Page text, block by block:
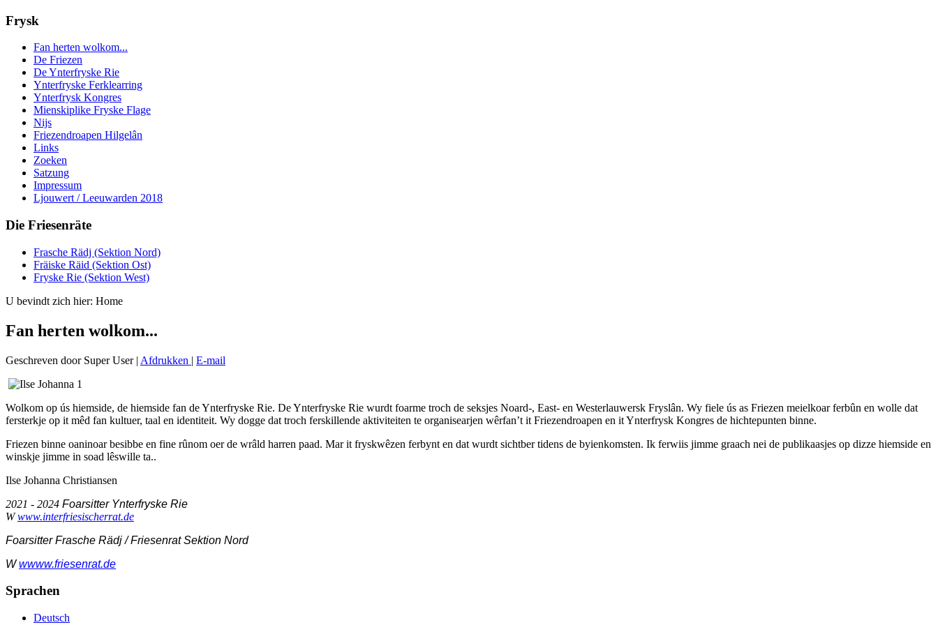
Frysk
Fan herten wolkom...
De Friezen
De Ynterfryske Rie
Ynterfryske Ferklearring
Ynterfrysk Kongres
Mienskiplike Fryske Flage
Nijs
Friezendroapen Hilgelân
Links
Zoeken
Satzung
Impressum
Ljouwert / Leeuwarden 2018
Die Friesenräte
Frasche Rädj (Sektion Nord)
Fräiske Räid (Sektion Ost)
Fryske Rie (Sektion West)
U bevindt zich hier: Home
Fan herten wolkom...
Geschreven door Super User| Afdrukken | E-mail
Wolkom op ús hiemside, de hiemside fan de Ynterfryske Rie. De Ynterfryske Rie wurdt foarme troch de seksjes Noard-, East- en Westerlauwersk Fryslân. Wy fiele ús as Friezen meielkoar ferbûn en wolle dat
fersterkje op it mêd fan kultuer, taal en identiteit. Wy dogge dat troch ferskillende aktiviteiten te organisearjen wêrfan’t it Friezendroapen en it Ynterfrysk Kongres de hichtepunten binne.
Friezen binne oaninoar besibbe en fine rûnom oer de wrâld harren paad. Mar it fryskwêzen ferbynt en dat wurdt sichtber tidens de byienkomsten. Ik ferwiis jimme graach nei de publikaasjes op dizze hiemside en
winskje jimme in soad lêswille ta..
Ilse Johanna Christiansen
2021 - 2024 Foarsitter Ynterfryske Rie
Wwww.interfriesischerrat.de
Foarsitter Frasche Rädj / Friesenrat Sektion Nord
Wwwww.friesenrat.de
Sprachen
Deutsch